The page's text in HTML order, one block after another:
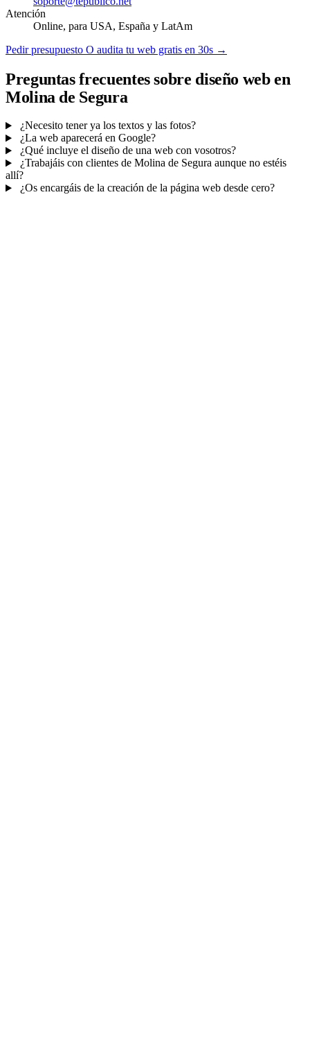
Atención
Online, para USA, España y LatAm
Pedir presupuesto O audita tu web gratis en 30s →
Preguntas frecuentes sobre diseño web en
Molina de Segura
¿Necesito tener ya los textos y las fotos?
¿La web aparecerá en Google?
¿Qué incluye el diseño de una web con vosotros?
¿Trabajáis con clientes de Molina de Segura aunque no estéis
allí?
¿Os encargáis de la creación de la página web desde cero?